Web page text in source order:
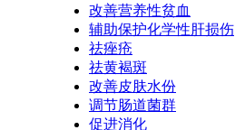
改善营养性贫血
辅助保护化学性肝损伤
祛痤疮
祛黄褐斑
改善皮肤水份
调节肠道菌群
促进消化